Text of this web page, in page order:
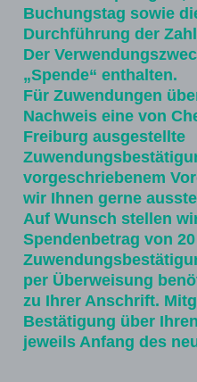
Buchungstag sowie
Durchführung der
Der
„Spende“ enthalten.
Für Zuwendungen
Nachweis eine von
Freiburg ausgestellte
vorgeschriebenem
wir Ihnen gerne
Auf Wunsch stellen
Spendenbetrag von
per Überweisung
zu Ihrer Anschrift.
Bestätigung über
jeweils Anfang des